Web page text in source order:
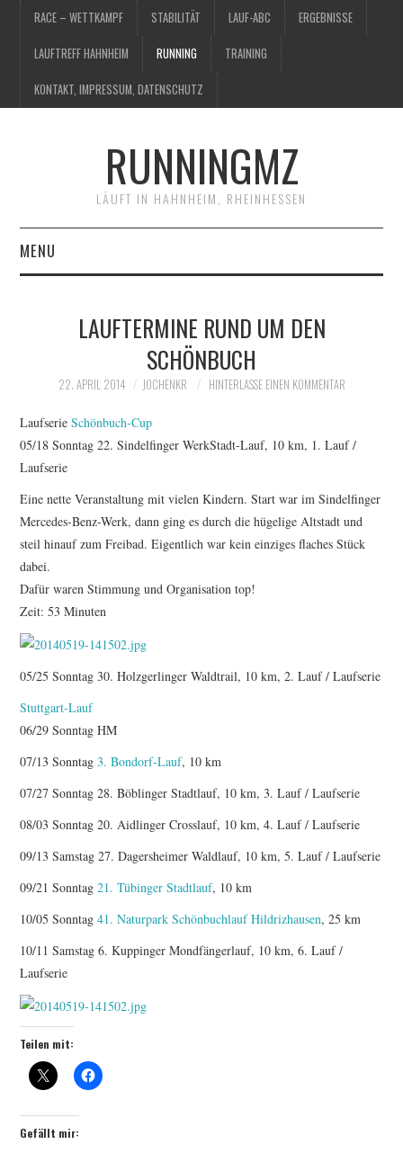
RACE – WETTKAMPF STABILITÄT LAUF-ABC ERGEBNISSE
LAUFTREFF HAHNHEIM RUNNING TRAINING
KONTAKT, IMPRESSUM, DATENSCHUTZ
RUNNINGMZ
LÄUFT IN HAHNHEIM, RHEINHESSEN
MENU
STABILITÄT
LAUF-ABC
ERGEBNISSE
LAUFTREFF HAHNHEIM
RUNNING
TRAINING
KONTAKT, IMPRESSUM,
LAUFTERMINE RUND UM DEN
SCHÖNBUCH
22. APRIL 2014 JOCHENKR HINTERLASSE EINEN KOMMENTAR
LaufserieSchönbuch-Cup
05/18 Sonntag 22. Sindelfinger WerkStadt-Lauf, 10 km, 1. Lauf /
Laufserie
Eine nette Veranstaltung mit vielen Kindern. Start war im Sindelfinger
Mercedes-Benz-Werk, dann ging es durch die hügelige Altstadt und
steil hinauf zum Freibad. Eigentlich war kein einziges flaches Stück
dabei.
Dafür waren Stimmung und Organisation top!
Zeit: 53 Minuten
05/25 Sonntag 30. Holzgerlinger Waldtrail, 10 km, 2. Lauf / Laufserie
Stuttgart-Lauf
06/29 Sonntag HM
07/13 Sonntag3. Bondorf-Lauf, 10 km
07/27 Sonntag 28. Böblinger Stadtlauf, 10 km, 3. Lauf / Laufserie
08/03 Sonntag 20. Aidlinger Crosslauf, 10 km, 4. Lauf / Laufserie
09/13 Samstag 27. Dagersheimer Waldlauf, 10 km, 5. Lauf / Laufserie
09/21 Sonntag21. Tübinger Stadtlauf, 10 km
10/05 Sonntag41. Naturpark Schönbuchlauf Hildrizhausen, 25 km
10/11 Samstag 6. Kuppinger Mondfängerlauf, 10 km, 6. Lauf /
Laufserie
Teilen mit:
Gefällt mir: